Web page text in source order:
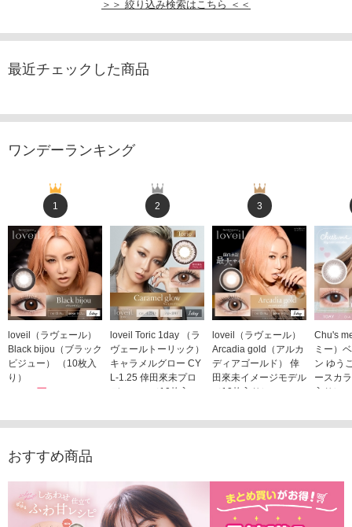
＞＞ 絞り込み検索はこちら ＜＜
最近チェックした商品
ワンデーランキング
1
loveil（ラヴェール）
Black bijou（ブラック
ビジュー） （10枚入
り）
1,760円
2
loveil Toric 1day （ラ
ヴェールトーリック）
キャラメルグロー CY
L-1.25 倖田來未プロ
デュース （10枚入
1,760円(税込)
3
loveil（ラヴェール）
Arcadia gold（アルカ
ディアゴールド） 倖
田來未イメージモデル
（10枚入り）
Chu's
ミー）
ン ゆう
ースカ
入り）
おすすめ商品